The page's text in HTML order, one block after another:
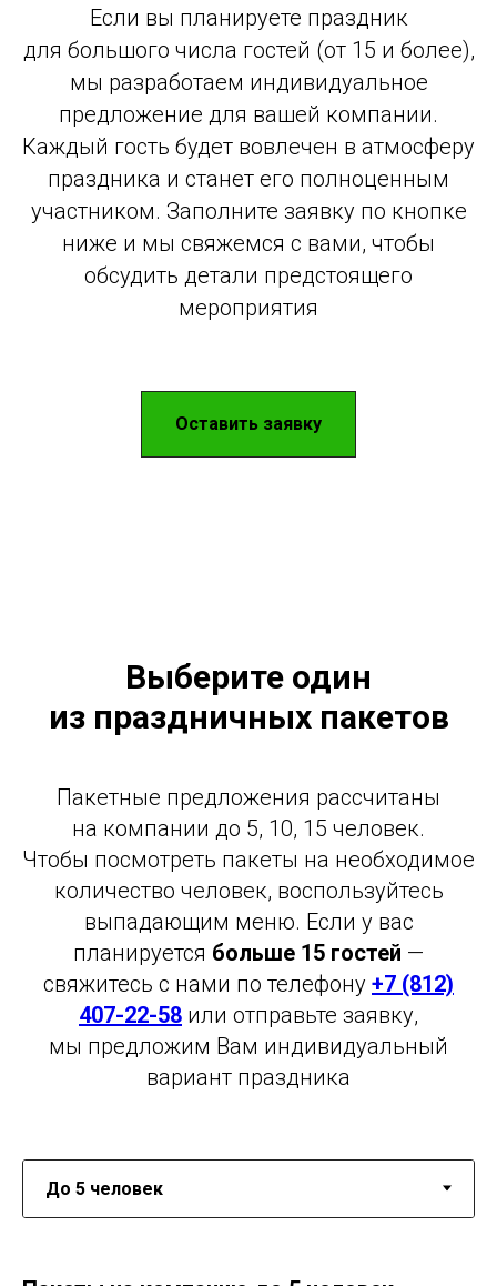
Если вы планируете праздник
для большого числа гостей (от 15 и более),
мы разработаем индивидуальное
предложение для вашей компании.
Каждый гость будет вовлечен в атмосферу
праздника и станет его полноценным
участником. Заполните заявку по кнопке
ниже и мы свяжемся с вами, чтобы
обсудить детали предстоящего
мероприятия
Оставить заявку
Выберите один
из праздничных пакетов
Пакетные предложения рассчитаны
на компании до 5, 10, 15 человек.
Чтобы посмотреть пакеты на необходимое
количество человек, воспользуйтесь
выпадающим меню. Если у вас
планируется больше 15 гостей —
свяжитесь с нами по телефону +7 (812)
407-22-58 или отправьте заявку,
мы предложим Вам индивидуальный
вариант праздника